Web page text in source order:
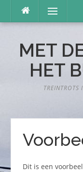
inhoud
Menu
MET
HET
TREINTROTS
Dit is een